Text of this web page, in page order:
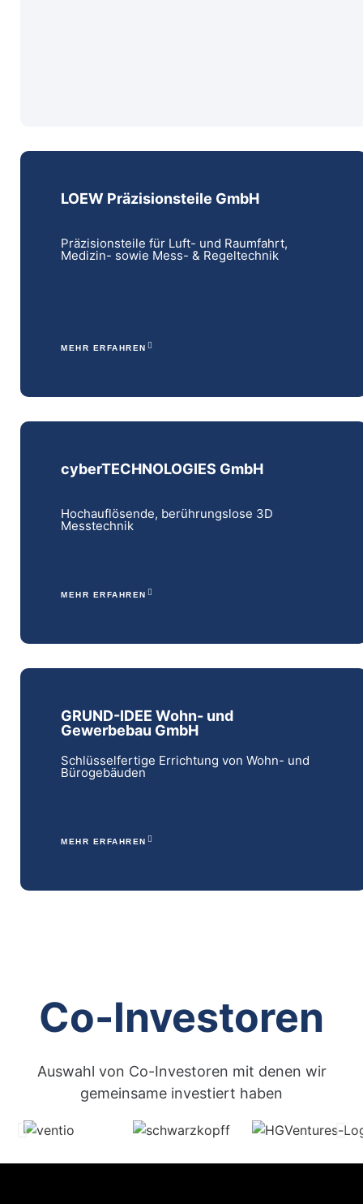
LOEW Präzisionsteile GmbH
Präzisionsteile für Luft- und Raumfahrt,
Medizin- sowie Mess- & Regeltechnik
MEHR ERFAHREN
cyberTECHNOLOGIES GmbH
Hochauflösende, berührungslose 3D
Messtechnik
MEHR ERFAHREN
GRUND-IDEE Wohn- und
Gewerbebau GmbH
Schlüsselfertige Errichtung von Wohn- und
Bürogebäuden
MEHR ERFAHREN
Co-Investoren
Auswahl von Co-Investoren mit denen wir
gemeinsame investiert haben